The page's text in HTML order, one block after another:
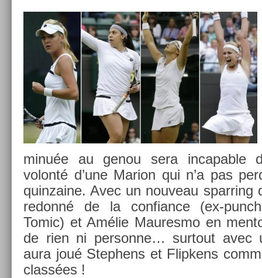
minuée au genou sera in­cap­able
volonté d’une Mar­ion qui n’a pas
quin­zaine. Avec un nouveau sparr­ing
re­donné de la con­fian­ce (ex-
Tomic) et Amélie Maures­mo en
de rien ni per­son­ne… sur­tout avec
aura joué Step­hens et Flip­kens
classées !